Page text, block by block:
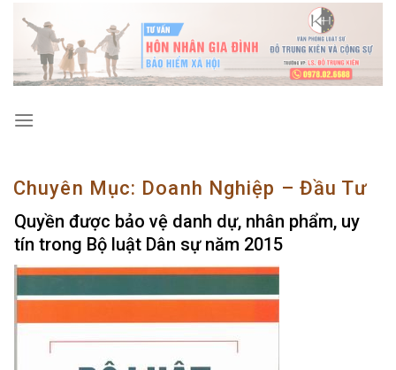
content
Chuyên Mục: Doanh Nghiệp – Đầu Tư
Quyền được bảo vệ danh dự, nhân phẩm, uy
tín trong Bộ luật Dân sự năm 2015